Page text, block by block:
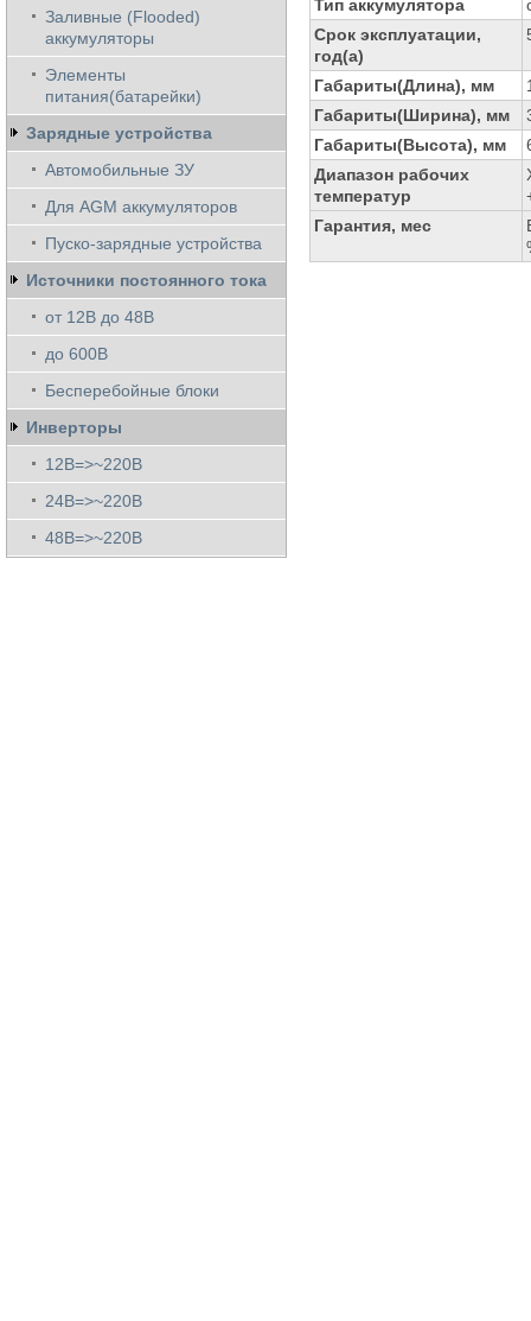
Тип аккумулятора
Срок эксплуатации,
год(а)
Габариты(Длина), мм
Габариты(Ширина), мм
Габариты(Высота), мм
Диапазон рабочих
температур
Гарантия, мес
Заливные (Flooded)
аккумуляторы
Элементы
питания(батарейки)
Зарядные устройства
Автомобильные ЗУ
Для AGM аккумуляторов
Пуско-зарядные устройства
Источники постоянного тока
от 12В до 48В
до 600В
Бесперебойные блоки
Инверторы
12В=>~220В
24В=>~220В
48В=>~220В